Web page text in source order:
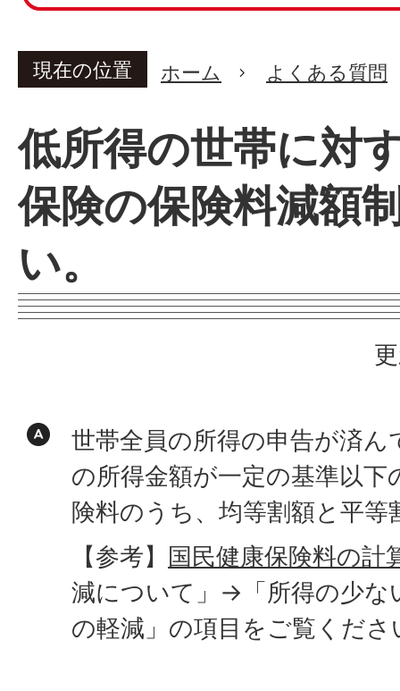
現在の位置 ホーム よくある質問
低所得の世帯に対
保険の保険料減額
い。
世帯全員の所得の申告が済ん
の所得金額が一定の基準以下
険料のうち、均等割額と平
【参考】 国民健康保険料の計
減について」→「所得の少な
の軽減」の項目をご覧くださ